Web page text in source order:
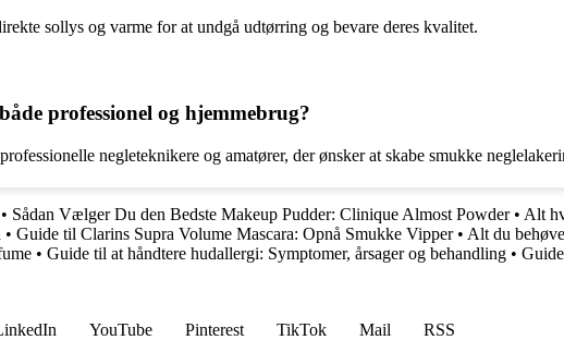
sollys og varme for at undgå udtørring og bevare deres kvalitet.
professionel og hjemmebrug?
negleteknikere og amatører, der ønsker at skabe smukke
• Sådan Vælger Du den Bedste Makeup Pudder: Clinique Almost Powder• Alt
• Guide til Clarins Supra Volume Mascara: Opnå Smukke Vipper• Alt du
• Guide til at håndtere hudallergi: Symptomer, årsager og behandling •
YouTube Pinterest TikTok Mail
RSS